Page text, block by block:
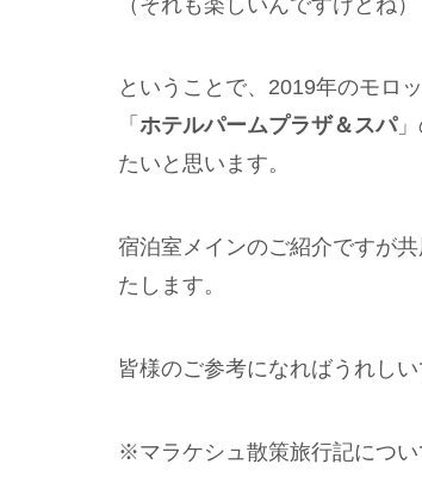
ということで、2019年のモロ
「 ホテルパームプラザ＆スパ
たいと思います。
宿泊室メインのご紹介ですが
たします。
皆様のご参考になればうれしい
※マラケシュ散策旅行記につい